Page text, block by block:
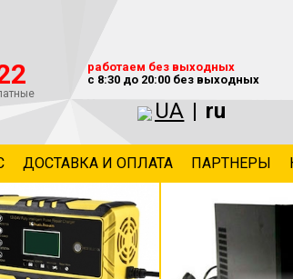
работаем без выходных
с 8:30 до 20:00 без выходных
UA | ru
ДОСТАВКА И ОПЛАТА ПАРТНЕРЫ